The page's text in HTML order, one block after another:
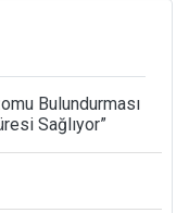
Bulundurması
Sağlıyor”